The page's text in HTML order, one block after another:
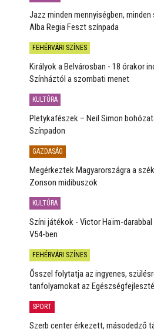
Jazz minden mennyiségben,
Alba Regia Feszt színpada
FEHÉRVÁRI SZÍNES
Királyok a Belvárosban - 18 órakor
Színháztól a szombati menet
KULTÚRA
Pletykafészek – Neil Simon
Színpadon
GAZDASÁG
Megérkeztek Magyarországra a
Zonson midibuszok
KULTÚRA
Színi játékok - Victor Haïm-
V54-ben
FEHÉRVÁRI SZÍNES
Ősszel folytatja az ingyenes,
tanfolyamokat az
SPORT
Szerb center érkezett, másodedző